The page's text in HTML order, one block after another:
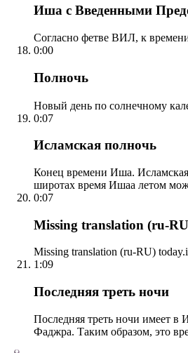
Иша с Введенными
Согласно фетве ВИЛ, к
0:00
Полночь
0:07
Исламская полночь
Конец времени Иша. Исламская
широтах время Ишаа летом
0:07
Missing translation (ru-
Missing translation (ru-RU)
1:09
Последняя треть ночи
Последняя треть ночи имеет в
Фаджра. Таким образом, это